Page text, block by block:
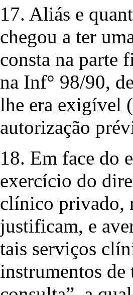
17. Aliás e
chegou a ter
consta na parte
na Inf° 98/90,
lhe era exigível
autorização
18. Em face do
exercício do
clínico privado,
justificam, e
tais serviços
instrumentos de